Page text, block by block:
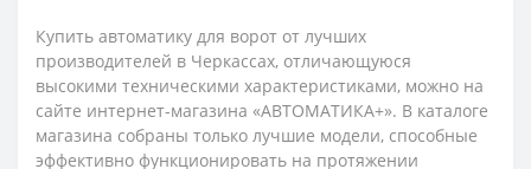
Купить автоматику для ворот от лучших
производителей в Черкассах, отличающуюся
высокими техническими характеристиками, можно на
сайте интернет-магазина «АВТОМАТИКА+». В каталоге
магазина собраны только лучшие модели, способные
эффективно функционировать на протяжении